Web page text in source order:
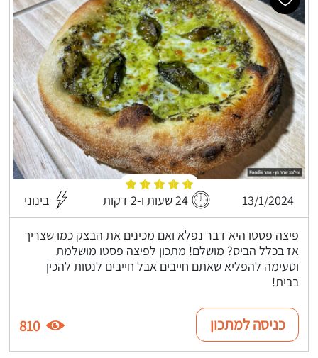
13/1/2024 24 שעות ו-2 דקות בינוני
פיצה פסטו היא דבר נפלא ואם מכינים את הבצק כמו שצריך
אז בכלל הביס? מושלם! מתכון לפיצה פסטו מושלמת
וטעימה להפליא שאתם חייבים אבל חייבים לנסות להכין
בבית!
כניסה למתכון 810